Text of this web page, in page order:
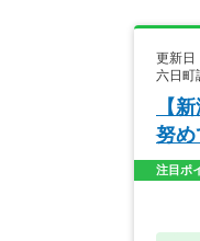
更新日
六日町
【
努め
注目ポ